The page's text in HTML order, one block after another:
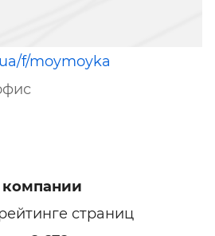
f/moymoyka
компании
страниц